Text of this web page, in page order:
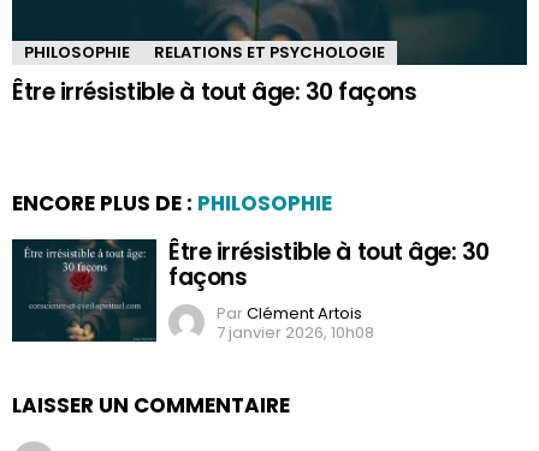
PHILOSOPHIE RELATIONS ET PSYCHOLOGIE
Être irrésistible à tout âge: 30 façons
ENCORE PLUS DE : PHILOSOPHIE
Être irrésistible à tout âge: 30
façons
ParClément Artois
7 janvier 2026, 10h08
LAISSER UN COMMENTAIRE